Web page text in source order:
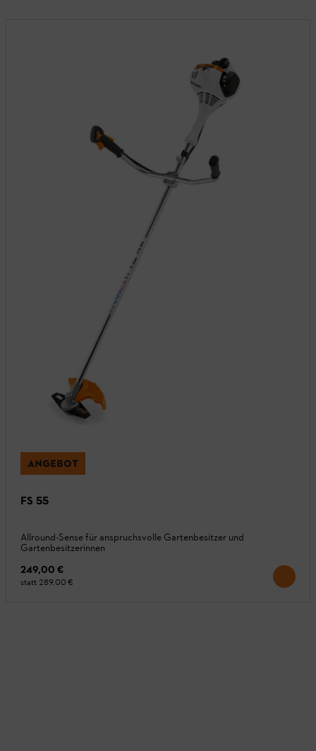
ANGEBOT
FS 55
Allround-Sense für anspruchsvolle Gartenbesitzer und
Gartenbesitzerinnen
249,00 €
statt 289,00 €